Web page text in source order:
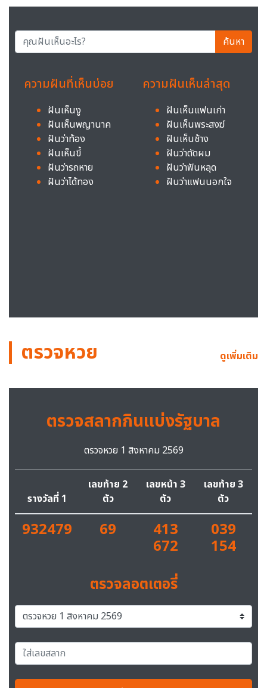
ค้นหา
ความฝันที่เห็นบ่อย
ฝันเห็นงู
ฝันเห็นพญานาค
ฝันว่าท้อง
ฝันเห็นขี้
ฝันว่ารถหาย
ฝันว่าได้ทอง
ความฝันเห็นล่าสุด
ฝันเห็นแฟนเก่า
ฝันเห็นพระสงฆ์
ฝันเห็นช้าง
ฝันว่าตัดผม
ฝันว่าฟันหลุด
ฝันว่าแฟนนอกใจ
ตรวจหวย ดูเพิ่มเติม
ตรวจสลากกินแบ่งรัฐบาล
ตรวจหวย 1 สิงหาคม 2569
รางวัลที่ 1
เลขท้าย 2
ตัว
เลขหน้า 3
ตัว
เลขท้าย 3
ตัว
932479 69 413
672
039
154
ตรวจลอตเตอรี่